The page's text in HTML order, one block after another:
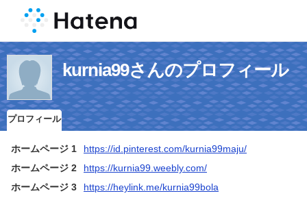
kurnia99さんのプロフィール
プロフィール
ホームページ 1
https://id.pinterest.com/kurnia99maju/
ホームページ 2
https://kurnia99.weebly.com/
ホームページ 3
https://heylink.me/kurnia99bola